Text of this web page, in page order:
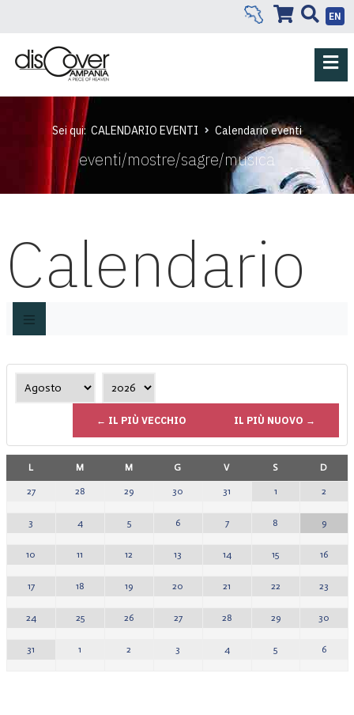
EN
Sei qui: CALENDARIO EVENTI Calendario eventi
eventi/mostre/sagre/musica
Calendario
← IL PIÙ VECCHIO IL PIÙ NUOVO →
L M M G V S D
27 28 29 30 31 1 2
3 4 5 6 7 8 9
10 11 12 13 14 15 16
17 18 19 20 21 22 23
24 25 26 27 28 29 30
31 1 2 3 4 5 6